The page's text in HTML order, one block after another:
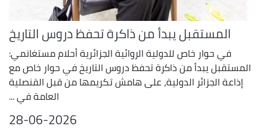
المستقبل يبدأ من ذاكرة تحفظ دروس التاريخ
في حوار خاص للدولية الروائية الجزائرية أحلام مستغانمي:
المستقبل يبدأ من ذاكرة تحفظ دروس التاريخ في حوار خاص مع
إذاعة الجزائر الدولية، على هامش تكريمها من قبل القنصلية
العامة في ...
28-06-2026